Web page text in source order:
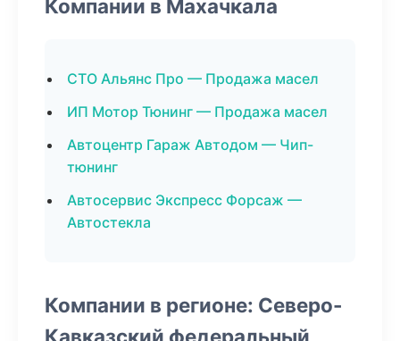
Компании в Махачкала
СТО Альянс Про — Продажа масел
ИП Мотор Тюнинг — Продажа масел
Автоцентр Гараж Автодом — Чип-
тюнинг
Автосервис Экспресс Форсаж —
Автостекла
Компании в регионе: Северо-
Кавказский федеральный